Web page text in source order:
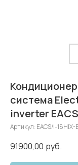
система
inverter
Артикул: EACS/I-18HIX-
91900,00 руб.